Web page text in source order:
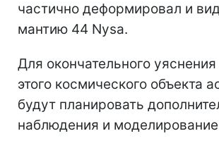
частично деформировал и
мантию 44 Nysa.
Для окончательного
этого космического объекта
будут планировать
наблюдения и